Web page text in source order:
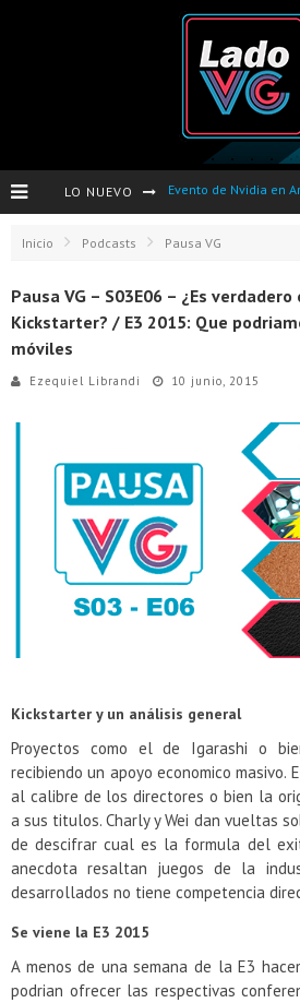
LO NUEVO
Battlefield 1 - Análisis
Inicio Podcasts Pausa VG
Pausa VG – S03E06 – ¿Es
Kickstarter? / E3 2015: Que
móviles
Ezequiel Librandi 10 junio, 2015
Kickstarter y un análisis general
Proyectos como el de Igarashi o
recibiendo un apoyo economico masivo.
al calibre de los directores o bien la
a sus titulos. Charly y Wei dan vueltas
de descifrar cual es la formula del
anecdota resaltan juegos de la
desarrollados no tiene competencia
Se viene la E3 2015
A menos de una semana de la E3
podrian ofrecer las respectivas